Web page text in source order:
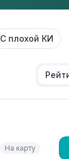
С плохой КИ
На карту